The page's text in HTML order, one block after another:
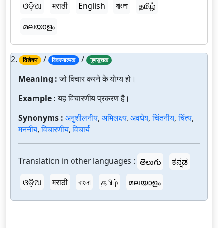
ଓଡ଼ିଆ
मराठी English বাংলা
தமிழ்
മലയാളം
2. विशेषण / विवरणात्मक / गुणसूचक
Meaning :जो विचार करने के योग्य हो।
Example :यह विचारणीय प्रकरण है।
Synonyms : अनुशीलनीय, अभिलक्ष्य, अवधेय,चिंतनीय,चिंत्य,
मननीय,विचारणीय,विचार्य
Translation in other languages : తెలుగు
ಕನ್ನಡ
ଓଡ଼ିଆ
मराठी বাংলা தமிழ் മലയാളം